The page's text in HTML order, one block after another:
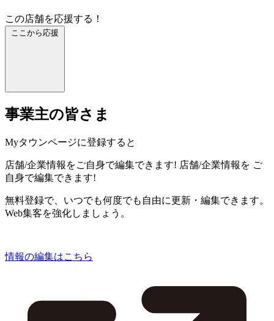
この店舗を応援する！
ここから応援
事業主の皆さま
Myタウンページに登録すると
店舗/企業情報をご自身で編集できます! 店舗/企業情報を ご
自身で編集できます!
無料登録で、いつでも何度でも自由に更新・編集できます。
Web集客を強化しましょう。
情報の編集はこちら